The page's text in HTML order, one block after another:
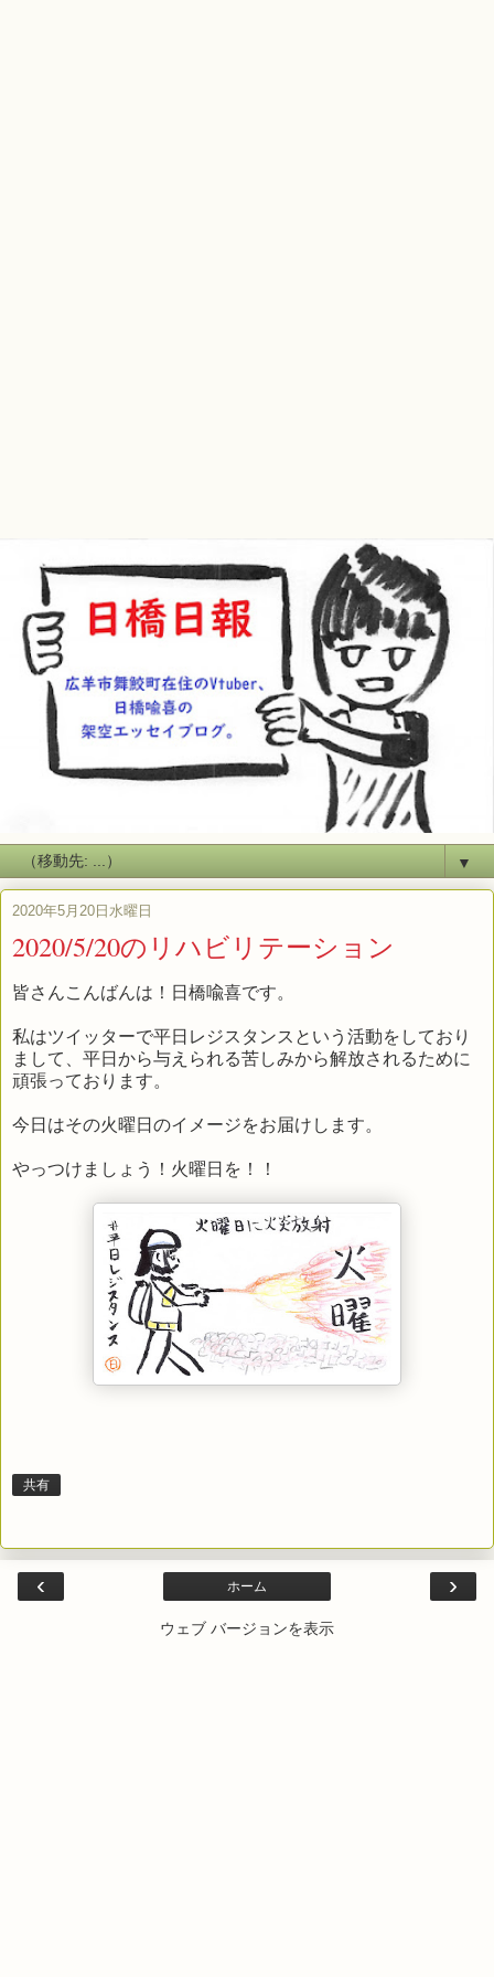
▼
2020年5月20日水曜日
2020/5/20のリハビリテーション
皆さんこんばんは！日橋喩喜です。
私はツイッターで平日レジスタンスという活動をしており
まして、平日から与えられる苦しみから解放されるために
頑張っております。
今日はその火曜日のイメージをお届けします。
やっつけましょう！火曜日を！！
共有
‹ ›
ホーム
ウェブ バージョンを表示